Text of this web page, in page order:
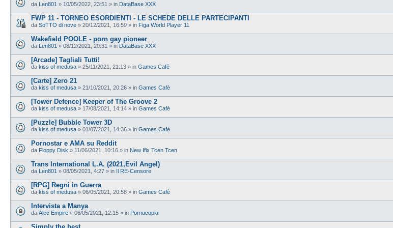
da Len801 » 10/05/2022, 23:51 » in DataBase XXX
FWP 11 - TORNEO ESORDIENTI - LE SCHEDE DELLE PARTECIPANTI
da SoTTO di nove » 20/12/2021, 16:59 » in Figa World Player 11
Wakefield POOLE - porn gay pioneer
da Len801 » 08/12/2021, 20:31 » in DataBase XXX
[Arcade] Tagliali Tutti!
da kiss of medusa » 25/11/2021, 21:13 » in Games Cafè
[Carte] Zero 21
da kiss of medusa » 21/10/2021, 20:26 » in Games Cafè
[Tower Defence] Keeper of The Groove 2
da kiss of medusa » 17/08/2021, 14:14 » in Games Cafè
[Puzzle] Bubble Tower 3D
da kiss of medusa » 01/07/2021, 14:36 » in Games Cafè
Pornostar e AMA su Reddit
da Floppy Disk » 11/06/2021, 10:16 » in New Ifix Tcen Tcen
Trans International L.A. (2021,Evil Angel)
da Len801 » 08/05/2021, 4:27 » in Il RE-Censore
[RPG] Regni in Guerra
da kiss of medusa » 06/05/2021, 20:58 » in Games Cafè
Intervista a Manya
da Alec Empire » 06/05/2021, 12:15 » in Pornucopia
Simply the best